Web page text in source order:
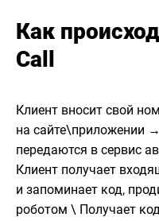
Как
Call
Клиент вносит свой
на сайте\приложении
передаются в сервис
Клиент получает
и запоминает код,
роботом \ Получает